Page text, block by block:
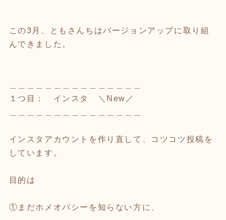
この3月、ともさんちはバージョンアップに取り組
んできました。
１つ目： インスタ ＼New／
インスタアカウントを作り直して、コツコツ投稿を
しています。
目的は
①まだホメオパシーを知らない方に、